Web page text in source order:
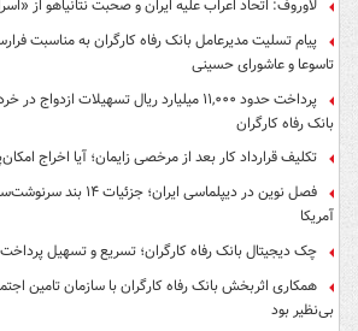
لاوروف: اتحاد اعراب علیه ایران و صحبت نتانیاهو از
پیام تسلیت مدیرعامل بانک رفاه کارگران به مناسبت
تاسوعا و عاشورای حسینی
پرداخت حدود ۱۱,۰۰۰ میلیارد ریال تسهیلات
بانک رفاه کارگران
تکلیف قرارداد کار بعد از مرخصی زایمان؛ آیا اخراج
فصل نوین در دیپلماسی ایران؛
آمریکا
چک دیجیتال بانک رفاه کارگران؛ تسریع و تسهیل
همکاری اثربخش بانک رفاه کارگران با سازمان تامین
بی‌نظیر بود